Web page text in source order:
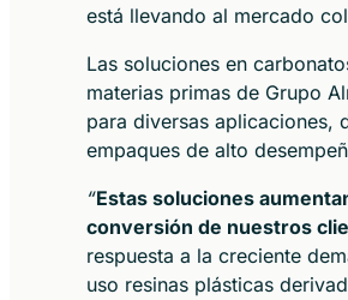
está llevando al mercado
Las soluciones en
materias primas de Grupo
para diversas aplicaciones,
empaques de alto
“Estas soluciones
conversión de nuestros
respuesta a la creciente
uso resinas plásticas